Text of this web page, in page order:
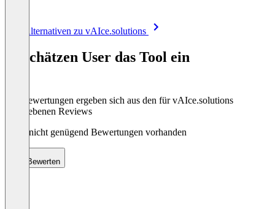
Alle Alternativen zu vAIce.solutions
So schätzen User das Tool ein
Die Bewertungen ergeben sich aus den für vAIce.solutions
abgegebenen Reviews
Noch nicht genügend Bewertungen vorhanden
Bewerten